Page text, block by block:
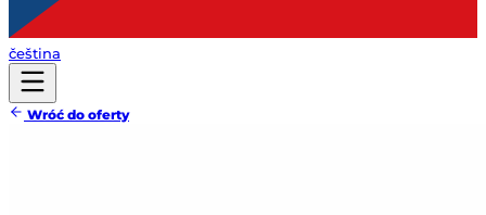
čeština
Wróć do oferty